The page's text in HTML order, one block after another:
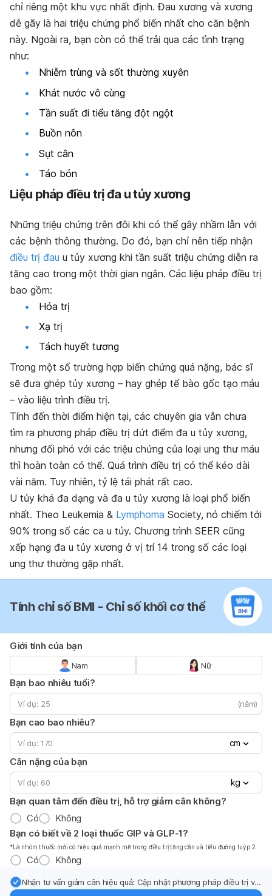
chỉ riêng một khu vực nhất định. Đau xương và xương
dễ gãy là hai triệu chứng phổ biến nhất cho căn bệnh
này. Ngoài ra, bạn còn có thể trải qua các tình trạng
như:
Nhiễm trùng và sốt thường xuyên
Khát nước vô cùng
Tần suất đi tiểu tăng đột ngột
Buồn nôn
Sụt cân
Táo bón
Liệu pháp điều trị đa u tủy xương
Những triệu chứng trên đôi khi có thể gây nhầm lẫn với
các bệnh thông thường. Do đó, bạn chỉ nên tiếp nhận
điều trị đau u tủy xương khi tần suất triệu chứng diễn ra
tăng cao trong một thời gian ngắn. Các liệu pháp điều trị
bao gồm:
Hóa trị
Xạ trị
Tách huyết tương
Trong một số trường hợp biến chứng quá nặng, bác sĩ
sẽ đưa ghép tủy xương – hay ghép tế bào gốc tạo máu
– vào liệu trình điều trị.
Tính đến thời điểm hiện tại, các chuyên gia vẫn chưa
tìm ra phương pháp điều trị dứt điểm đa u tủy xương,
nhưng đối phó với các triệu chứng của loại ung thư máu
thì hoàn toàn có thể. Quá trình điều trị có thể kéo dài
vài năm. Tuy nhiên, tỷ lệ tái phát rất cao.
U tủy khá đa dạng và đa u tủy xương là loại phổ biến
nhất. Theo Leukemia & Lymphoma Society, nó chiếm tới
90% trong số các ca u tủy. Chương trình SEER cũng
xếp hạng đa u tủy xương ở vị trí 14 trong số các loại
ung thư thường gặp nhất.
Tính chỉ số BMI - Chỉ số khối cơ thể
Giới tính của bạn
Nam Nữ
Bạn bao nhiêu tuổi?
(năm)
Bạn cao bao nhiêu?
cm
Cân nặng của bạn
kg
Bạn quan tâm đến điều trị, hỗ trợ giảm cân không?
Có
Không
Bạn có biết về 2 loại thuốc GIP và GLP-1?
*Là nhóm thuốc mới có hiệu quả mạnh mẽ trong điều trị tăng cần và tiểu đường tuýp 2.
Có Không
Nhận tư vấn giảm cân hiệu quả: Cập nhật phương pháp điều trị và